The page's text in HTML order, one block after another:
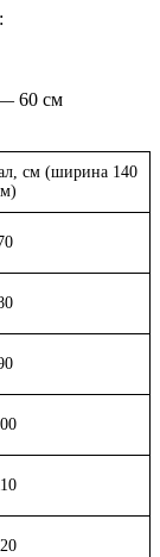
60 см
см (ширина 140